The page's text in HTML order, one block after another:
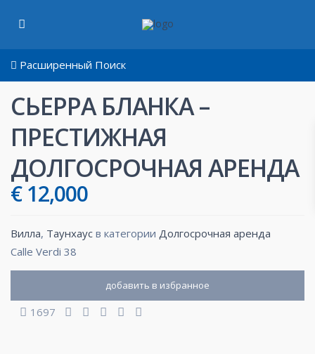
Расширенный Поиск
СЬЕРРА БЛАНКA –
ПРЕСТИЖНАЯ
ДОЛГОСРОЧНАЯ АРЕНДА
€ 12,000
Bилла, Таунхаус в категории Долгосрочная аренда
Calle Verdi 38
добавить в избранное
1697